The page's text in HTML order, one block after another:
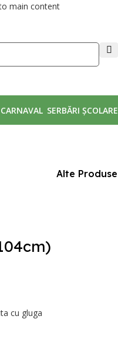
main content
CARNAVAL SERBĂRI ȘCOLARE
3-4ani(100-104cm)
Alte Produse